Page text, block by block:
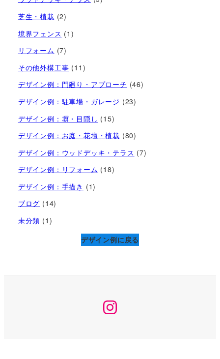
芝生・植栽 (2)
境界フェンス (1)
リフォーム (7)
その他外構工事 (11)
デザイン例：門廻り・アプローチ (46)
デザイン例：駐車場・ガレージ (23)
デザイン例：塀・目隠し (15)
デザイン例：お庭・花壇・植栽 (80)
デザイン例：ウッドデッキ・テラス (7)
デザイン例：リフォーム (18)
デザイン例：手描き (1)
ブログ (14)
未分類 (1)
デザイン例に戻る
Instagram